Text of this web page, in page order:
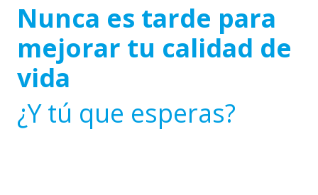
Nunca es tarde para
mejorar tu calidad de
vida
¿Y tú que esperas?